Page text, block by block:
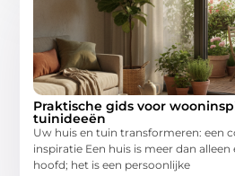
Praktische gids voor
tuinideeën
Uw huis en tuin transformeren: een
inspiratie Een huis is meer dan
hoofd; het is een persoonlijke